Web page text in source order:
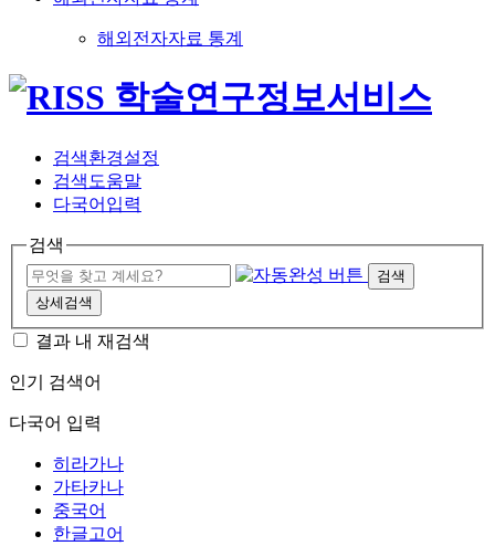
해외전자자료 통계
검색환경설정
검색도움말
다국어입력
검색
검색
상세검색
결과 내 재검색
인기 검색어
다국어 입력
히라가나
가타카나
중국어
한글고어